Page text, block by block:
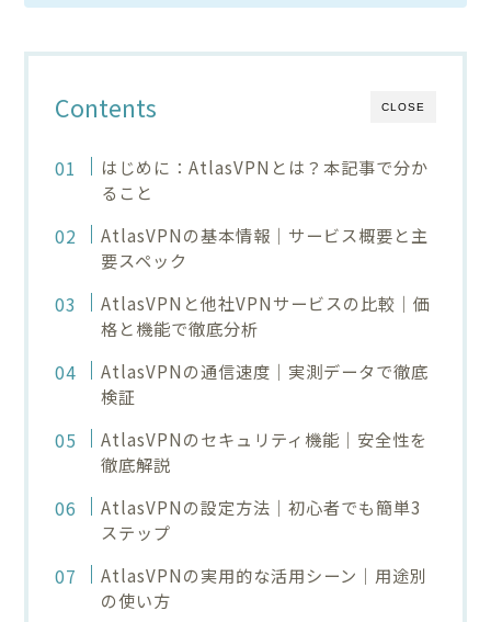
CLOSE
Contents
はじめに：AtlasVPNとは？本記事で分か
ること
AtlasVPNの基本情報｜サービス概要と主
要スペック
AtlasVPNと他社VPNサービスの比較｜価
格と機能で徹底分析
AtlasVPNの通信速度｜実測データで徹底
検証
AtlasVPNのセキュリティ機能｜安全性を
徹底解説
AtlasVPNの設定方法｜初心者でも簡単3
ステップ
AtlasVPNの実用的な活用シーン｜用途別
の使い方